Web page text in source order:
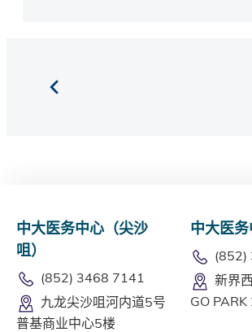
中大医务中心（尖沙
咀）
(852) 3468 7141
九龙尖沙咀河内道5号
普基商业中心5楼
中大医务
(852)
新界
GO